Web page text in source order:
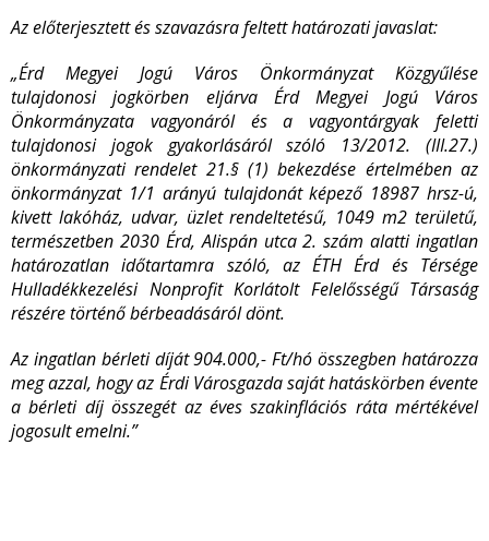
Az előterjesztett és szavazásra feltett határozati javaslat:
„Érd Megyei Jogú Város Önkormányzat Közgyűlése
tulajdonosi jogkörben eljárva Érd Megyei Jogú Város
Önkormányzata vagyonáról és a vagyontárgyak feletti
tulajdonosi jogok gyakorlásáról szóló 13/2012. (III.27.)
önkormányzati rendelet 21.§ (1) bekezdése értelmében az
önkormányzat 1/1 arányú tulajdonát képező 18987 hrsz-ú,
kivett lakóház, udvar, üzlet rendeltetésű, 1049 m2 területű,
természetben 2030 Érd, Alispán utca 2. szám alatti ingatlan
határozatlan időtartamra szóló, az ÉTH Érd és Térsége
Hulladékkezelési Nonprofit Korlátolt Felelősségű Társaság
részére történő bérbeadásáról dönt.
Az ingatlan bérleti díját 904.000,- Ft/hó összegben határozza
meg azzal, hogy az Érdi Városgazda saját hatáskörben évente
a bérleti díj összegét az éves szakinflációs ráta mértékével
jogosult emelni.”